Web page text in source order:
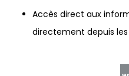
Accès direct aux
directement depuis